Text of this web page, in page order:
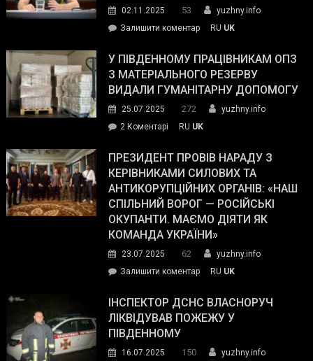
02.11.2025 53
yuzhny.info
Залишити коментарon
завойовує
симпатії
виборців
The
Street
Journal.
RU UK
У ПІВДЕННОМУ ПРАЦІВНИКАМ ОПЗ
З МАТЕРІАЛЬНОГО РЕЗЕРВУ
ВИДАЛИ ГУМАНІТАРНУ ДОПОМОГУ
25.07.2025 272
yuzhny.info
2 Коментарі
Південному
працівникам
ОПЗ
з
матеріального
резерву
гуманітарну
допомогу
RU UK
ПРЕЗИДЕНТ ПРОВІВ НАРАДУ З
КЕРІВНИКАМИ СИЛОВИХ ТА
АНТИКОРУПЦІЙНИХ ОРГАНІВ: «НАШ
СПІЛЬНИЙ ВОРОГ — РОСІЙСЬКІ
ОКУПАНТИ. МАЄМО ДІЯТИ ЯК
КОМАНДА УКРАЇНИ»
23.07.2025 62
yuzhny.info
Залишити коментарon
провів
нараду
силових
RU UK
ІНСПЕКТОР ДСНС ВЛАСНОРУЧ
ЛІКВІДУВАВ ПОЖЕЖУ У
ПІВДЕННОМУ
16.07.2025 150
yuzhny.info